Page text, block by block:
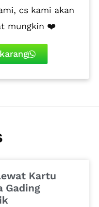
cs kami akan
mungkin ❤️
Kartu
Gading